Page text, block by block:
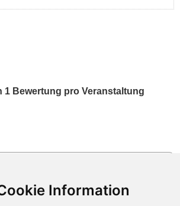
1 Bewertung pro Veranstaltung